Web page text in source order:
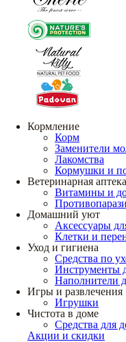
Кормление
Корм
Заменители
Лакомства
Кормушки и
Ветеринарная аптека
Витамины и
Домашний уют
Аксессуары
Клетки и
Уход и гигиена
Средства по
Инструменты
Наполнители
Игры и развлечения
Игрушки
Чистота в доме
Средства для
Акции и скидки